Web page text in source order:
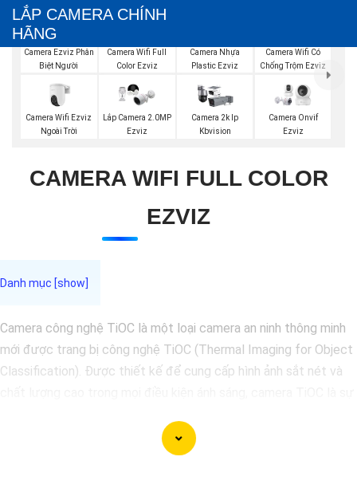
LẮP CAMERA CHÍNH
HÃNG
Camera Ezviz Phân
Biệt Người
Camera Wifi Full
Color Ezviz
Camera Nhựa
Plastic Ezviz
Camera Wifi Có
Chống Trộm Ezviz
Camera Wifi Ezviz
Ngoài Trời
Lắp Camera 2.0MP
Ezviz
Camera 2k Ip
Kbvision
Camera Onvif
Ezviz
CAMERA WIFI FULL COLOR
EZVIZ
Camera công nghệ TiOC là một loại camera an ninh thông minh
mới được trang bị công nghệ TiOC (Thermal Imaging for Object
Classification). Được thiết kế để cung cấp hình ảnh sắt nét và
Với công nghệ TiOC, camera có khả năng phân biệt rõ ràng giữa
người và vật thể khác, giúp hạn chế tối đa việc báo động giả và